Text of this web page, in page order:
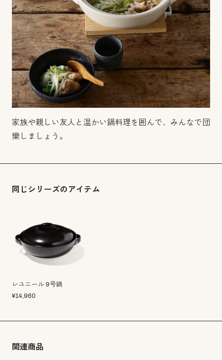
家族や親しい友人と温かい鍋料理を囲んで、みんなで団
欒しましょう。
同じシリーズのアイテム
レユニール 9号鍋
¥14,960
関連商品